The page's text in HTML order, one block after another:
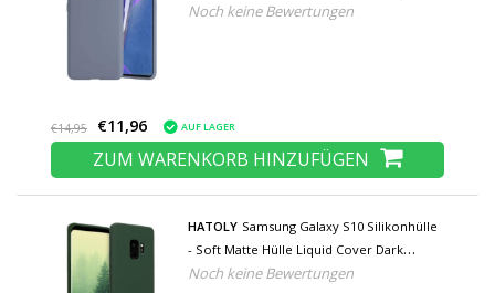
Noch keine Bewertungen
€14,95 €11,96 AUF LAGER
ZUM WARENKORB HINZUFÜGEN
HATOLY Samsung Galaxy S10 Silikonhülle
- Soft Matte Hülle Liquid Cover Dark
Green
Noch keine Bewertungen